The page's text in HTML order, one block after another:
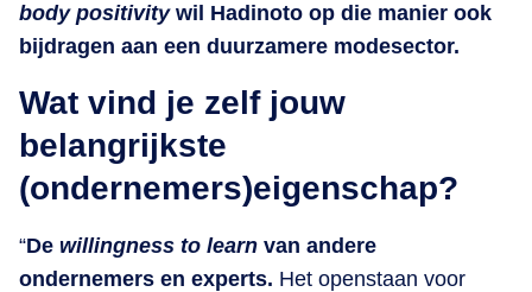
body positivitywil Hadinoto op die manier ook
bijdragen aan een duurzamere modesector.
Wat vind je zelf jouw
belangrijkste
(ondernemers)eigenschap?
“De willingness to learn van andere
ondernemers en experts. Het openstaan voor